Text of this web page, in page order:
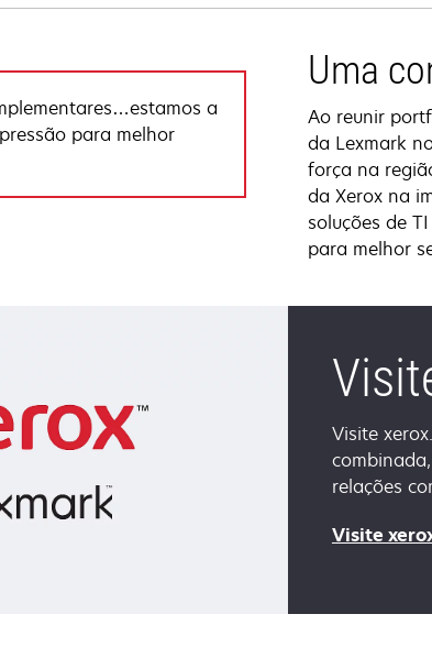
a
para melhor
Uma
Ao reunir
da Lexmark
força na
da Xerox na
soluções de
para melhor
Visite
relações
Visite